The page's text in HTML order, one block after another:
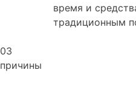
время и
традиционным
03
причины